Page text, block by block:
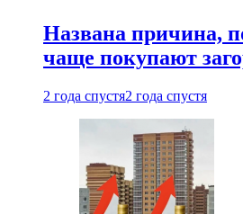
Названа причина,
чаще покупают
2 года спустя2 года спустя